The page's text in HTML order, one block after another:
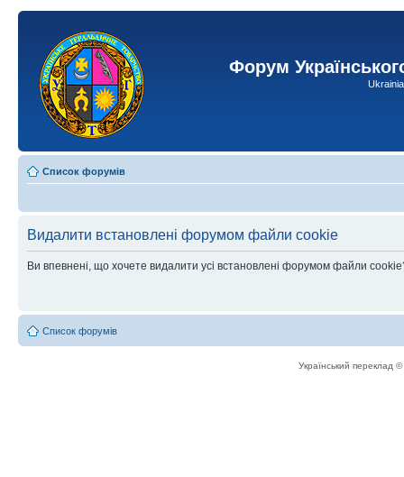
Форум
Список форумів
Видалити встановлені форумом файли cookie
Ви впевнені, що хочете видалити усі встановлені форумом файли
Список форумів
Український переклад